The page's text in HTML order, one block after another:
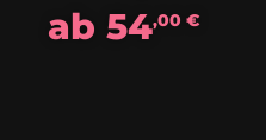
ab54,00€